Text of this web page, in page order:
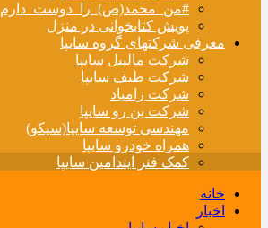
#من_محمد(ص)_را_دوست_دارم
پویش کتابخوانی در منزل
معرفی شرکتهای گروه سایپا
شرکت مالیبل سایپا
شرکت طیف سایپا
شرکت زامیاد
شرکت بن رو سایپا
مهندسی توسعه سایپا(سیکو)
همراه خودرو سایپا
کمک فنر ایندامین سایپا
خانه
اخبار